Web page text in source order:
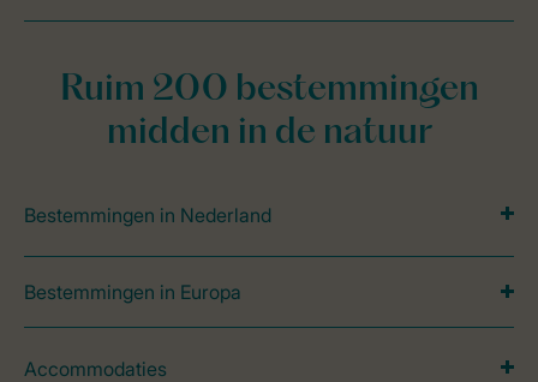
Ruim 200 bestemmingen
midden in de natuur
Bestemmingen in Nederland
Bestemmingen in Europa
Accommodaties